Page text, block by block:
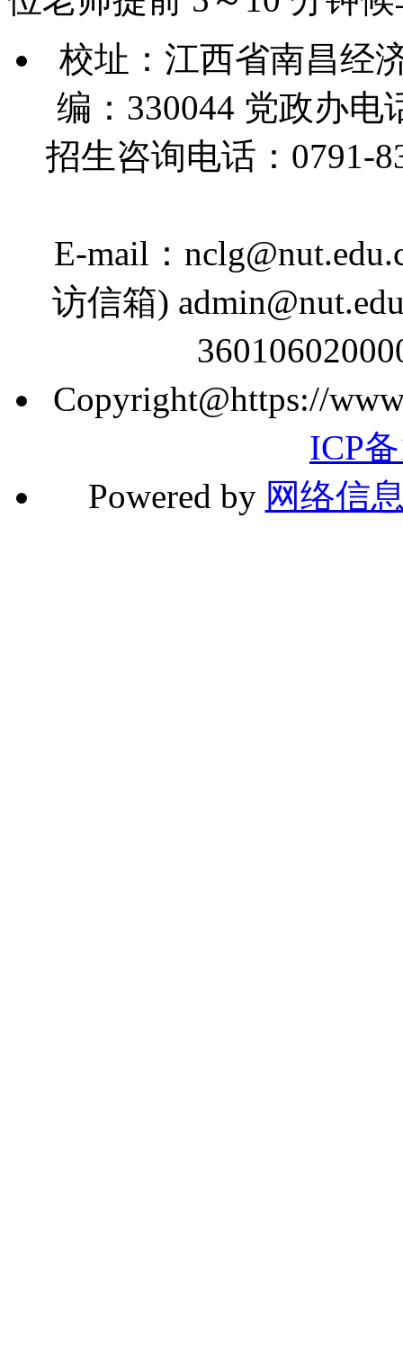
校址：江西省南昌经
编：330044 党政办电
招生咨询电话：0791-
E-mail：
访信箱)
Copyright@https://
ICP
Powered by 网络信